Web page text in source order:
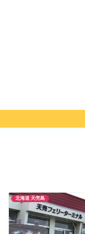
北海道 天売島